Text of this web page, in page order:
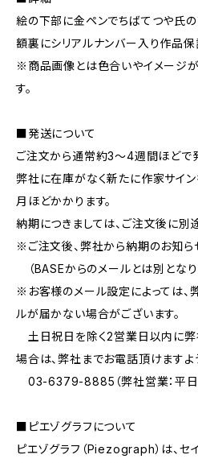
絵の下部に金ペンでちばてつや氏の
額裏にシリアルナンバー入り作品保
※商品画像とは色合いやイメージ
す。
■発送について
ご注文から通常約3〜4週間ほどで
弊社に在庫がなく新たに作家サイ
月ほどかかります。
納期につきましては、ご注文後に別
※ご注文後、弊社から納期のお知ら
（BASEからのメールとは別となり
※お客様のメール設定によっては、
ルが届かない場合がございます。
土日祝日を除く2営業日以内に
場合は、弊社までお電話頂けますよ
03-6379-8885（弊社営業：平日
■ピエゾグラフについて
ピエゾグラフ（Piezograph）は、